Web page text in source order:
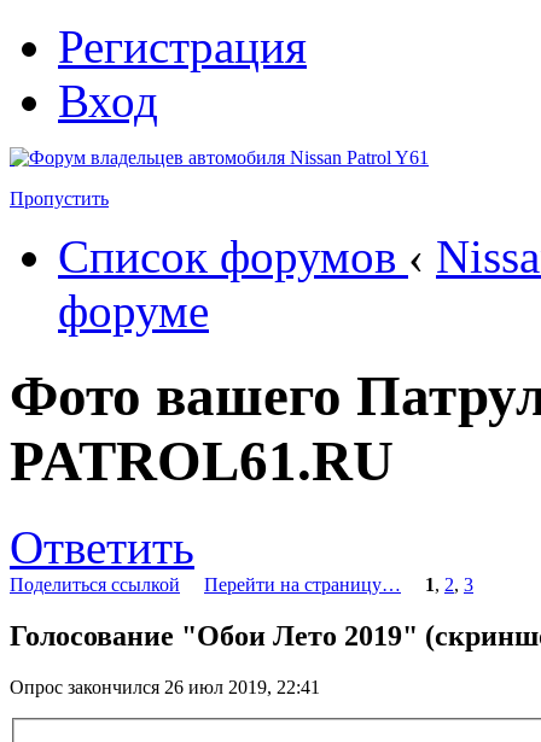
Регистрация
Вход
Пропустить
Список форумов ‹
форуме
Фото вашего
PATROL61.RU
Ответить
Поделиться ссылкой Перейти на страницу… 1, 2, 3
Голосование "Обои Лето 2019"
Опрос закончился 26 июл 2019, 22:41